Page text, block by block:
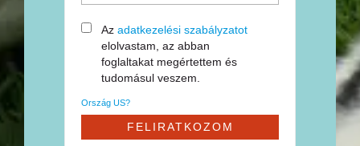
Az adatkezelési szabályzatot
elolvastam, az abban
foglaltakat megértettem és
tudomásul veszem.
Ország US?